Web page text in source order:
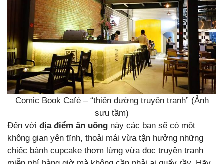
Comic Book Café – “thiên đường truyện tranh” (Ảnh
sưu tầm)
Đến với địa điểm ăn uống này các bạn sẽ có một
không gian yên tĩnh, thoải mái vừa tận hưởng những
chiếc bánh cupcake thơm lừng vừa đọc truyện tranh